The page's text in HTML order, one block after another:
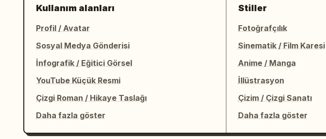
Kullanım alanları
Profil / Avatar
Sosyal Medya Gönderisi
İnfografik / Eğitici Görsel
YouTube Küçük Resmi
Çizgi Roman / Hikaye Taslağı
Daha fazla göster
Stiller
Fotoğrafçılık
Sinematik / Film Karesi
Anime / Manga
İllüstrasyon
Çizim / Çizgi Sanatı
Daha fazla göster